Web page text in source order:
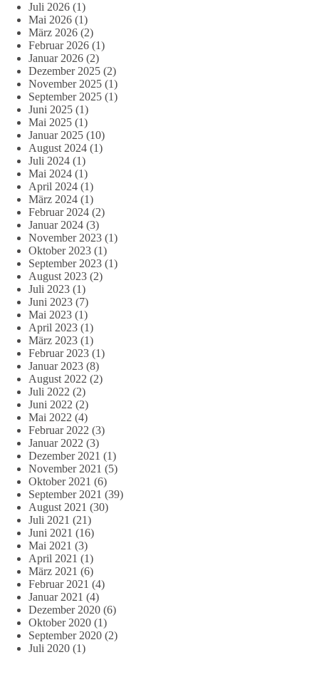
Juli 2026 (1)
Mai 2026 (1)
März 2026 (2)
Februar 2026 (1)
Januar 2026 (2)
Dezember 2025 (2)
November 2025 (1)
September 2025 (1)
Juni 2025 (1)
Mai 2025 (1)
Januar 2025 (10)
August 2024 (1)
Juli 2024 (1)
Mai 2024 (1)
April 2024 (1)
März 2024 (1)
Februar 2024 (2)
Januar 2024 (3)
November 2023 (1)
Oktober 2023 (1)
September 2023 (1)
August 2023 (2)
Juli 2023 (1)
Juni 2023 (7)
Mai 2023 (1)
April 2023 (1)
März 2023 (1)
Februar 2023 (1)
Januar 2023 (8)
August 2022 (2)
Juli 2022 (2)
Juni 2022 (2)
Mai 2022 (4)
Februar 2022 (3)
Januar 2022 (3)
Dezember 2021 (1)
November 2021 (5)
Oktober 2021 (6)
September 2021 (39)
August 2021 (30)
Juli 2021 (21)
Juni 2021 (16)
Mai 2021 (3)
April 2021 (1)
März 2021 (6)
Februar 2021 (4)
Januar 2021 (4)
Dezember 2020 (6)
Oktober 2020 (1)
September 2020 (2)
Juli 2020 (1)